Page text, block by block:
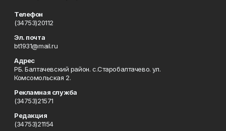
Телефон
(34753)20112
Эл. почта
bt1931@mail.ru
Адрес
РБ. Балтачевский район. с.Старобалтачево. ул.
Комсомольская 2.
Рекламная служба
(34753)21571
Редакция
(34753)21154